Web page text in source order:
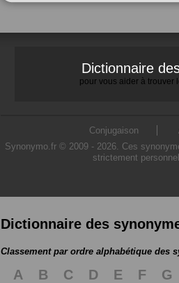
Dictionnaire
pour vous aider à trouver
Conjugaison
Synonymo.fr © 2009 - 2026. Ces
strictement
Dictionnaire des
Classement par ordre alphabétique des
A B C D E F G